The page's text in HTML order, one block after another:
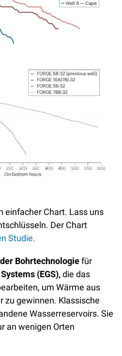
einfacher Chart. Lass uns
Der Chart
Studie.
Bohrtechnologie
(EGS), die das
um Wärme aus
zu gewinnen. Klassische
Wasserreservoirs. Sie
an wenigen Orten